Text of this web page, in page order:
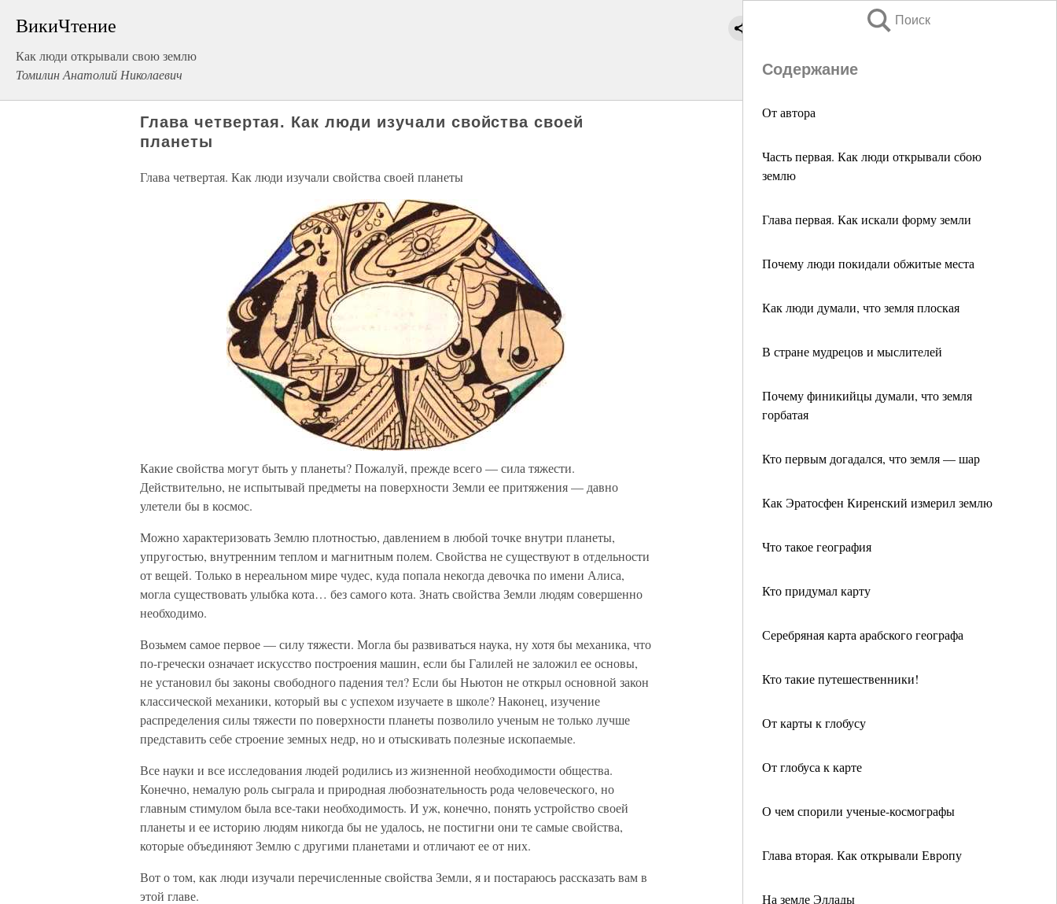
ВикиЧтение
Как люди открывали свою землю
Томилин Анатолий Николаевич
Поиск
Содержание
От автора
Часть первая. Как люди открывали сбою
землю
Глава первая. Как искали форму земли
Почему люди покидали обжитые места
Как люди думали, что земля плоская
В стране мудрецов и мыслителей
Почему финикийцы думали, что земля
горбатая
Кто первым догадался, что земля — шар
Как Эратосфен Киренский измерил землю
Что такое география
Кто придумал карту
Серебряная карта арабского географа
Кто такие путешественники!
От карты к глобусу
От глобуса к карте
О чем спорили ученые-космографы
Глава вторая. Как открывали Европу
На земле Эллады
Глава четвертая. Как люди изучали свойства своей
планеты
Глава четвертая. Как люди изучали свойства своей планеты
Какие свойства могут быть у планеты? Пожалуй, прежде всего — сила тяжести.
Действительно, не испытывай предметы на поверхности Земли ее притяжения — давно
улетели бы в космос.
Можно характеризовать Землю плотностью, давлением в любой точке внутри планеты,
упругостью, внутренним теплом и магнитным полем. Свойства не существуют в отдельности
от вещей. Только в нереальном мире чудес, куда попала некогда девочка по имени Алиса,
могла существовать улыбка кота… без самого кота. Знать свойства Земли людям совершенно
необходимо.
Возьмем самое первое — силу тяжести. Могла бы развиваться наука, ну хотя бы механика, что
по-гречески означает искусство построения машин, если бы Галилей не заложил ее основы,
не установил бы законы свободного падения тел? Если бы Ньютон не открыл основной закон
классической механики, который вы с успехом изучаете в школе? Наконец, изучение
распределения силы тяжести по поверхности планеты позволило ученым не только лучше
представить себе строение земных недр, но и отыскивать полезные ископаемые.
Все науки и все исследования людей родились из жизненной необходимости общества.
Конечно, немалую роль сыграла и природная любознательность рода человеческого, но
главным стимулом была все-таки необходимость. И уж, конечно, понять устройство своей
планеты и ее историю людям никогда бы не удалось, не постигни они те самые свойства,
которые объединяют Землю с другими планетами и отличают ее от них.
Вот о том, как люди изучали перечисленные свойства Земли, я и постараюсь рассказать вам в
этой главе.